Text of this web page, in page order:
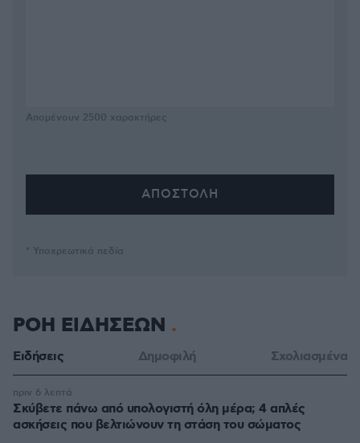
Απομένουν 2500 χαρακτήρες
* Υποχρεωτικά πεδία
ΡΟΗ ΕΙΔΗΣΕΩΝ
Ειδήσεις Δημοφιλή Σχολιασμένα
Σκύβετε πάνω από υπολογιστή όλη μέρα; 4 απλές
ασκήσεις που βελτιώνουν τη στάση του σώματος
πριν 6 λεπτά